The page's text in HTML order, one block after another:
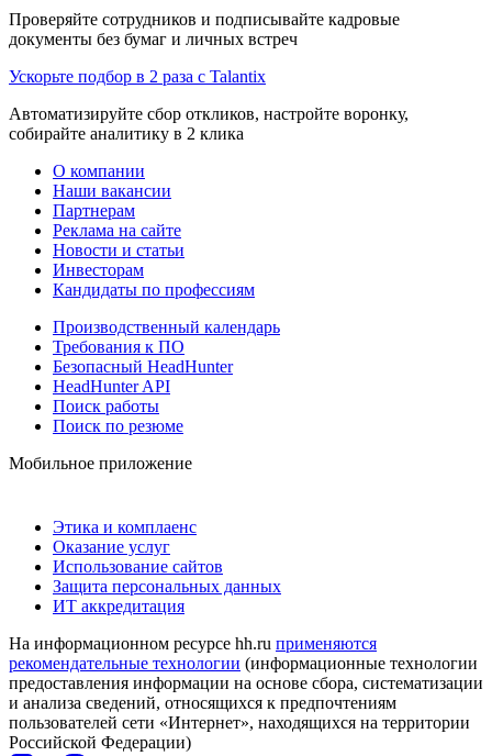
Проверяйте сотрудников и подписывайте кадровые
документы без бумаг и личных встреч
Ускорьте подбор в 2 раза с Talantix
Автоматизируйте сбор откликов, настройте воронку,
собирайте аналитику в 2 клика
О компании
Наши вакансии
Партнерам
Реклама на сайте
Новости и статьи
Инвесторам
Кандидаты по профессиям
Производственный календарь
Требования к ПО
Безопасный HeadHunter
HeadHunter API
Поиск работы
Поиск по резюме
Мобильное приложение
Этика и комплаенс
Оказание услуг
Использование сайтов
Защита персональных данных
ИТ аккредитация
На информационном ресурсе hh.ru применяются
рекомендательные технологии (информационные технологии
предоставления информации на основе сбора, систематизации
и анализа сведений, относящихся к предпочтениям
пользователей сети «Интернет», находящихся на территории
Российской Федерации)